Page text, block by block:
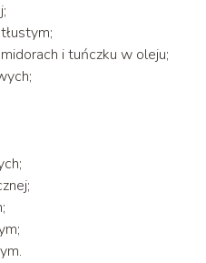
i tuńczku w oleju;